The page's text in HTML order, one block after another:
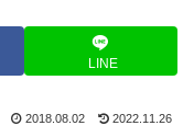
LINE
2018.08.02 2022.11.26